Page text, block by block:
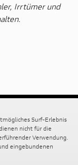
Irrtümer und
Surf-Erlebnis
nicht für die
Verwendung.
eingebundenen